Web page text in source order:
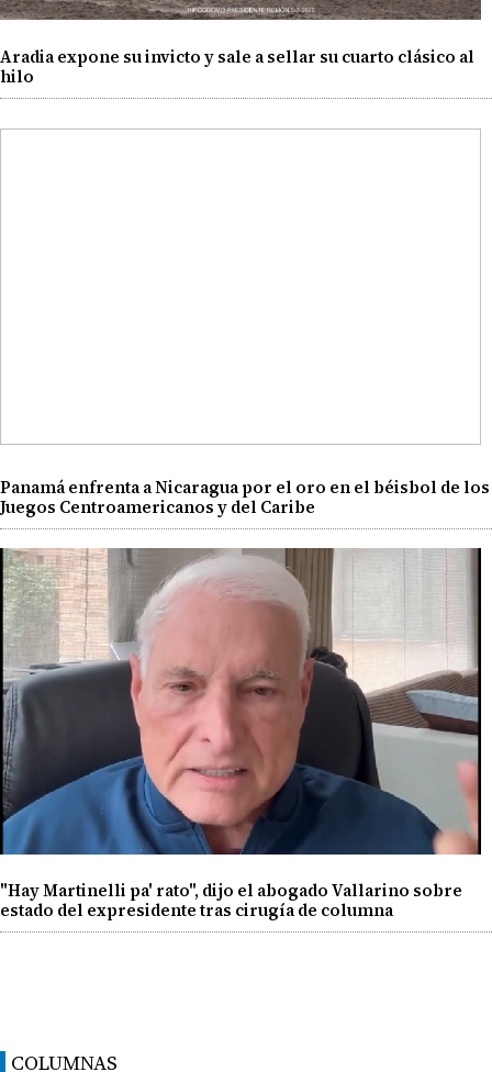
Aradia expone su invicto y sale a sellar su cuarto clásico al
hilo
Panamá enfrenta a Nicaragua por el oro en el béisbol de los
Juegos Centroamericanos y del Caribe
"Hay Martinelli pa' rato", dijo el abogado Vallarino sobre
estado del expresidente tras cirugía de columna
COLUMNAS